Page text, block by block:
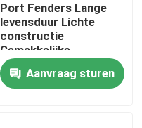
Port Fenders Lange
levensduur Lichte
constructie
Gemakkelijke
installatie
Aanvraag sturen